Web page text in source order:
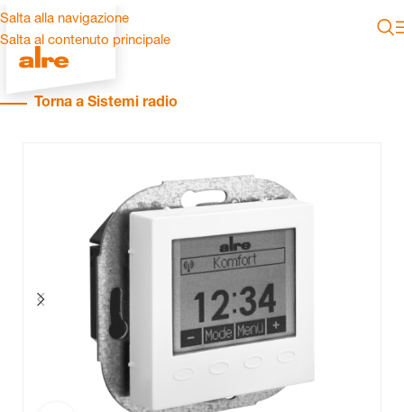
Salta alla navigazione
Salta al contenuto principale
Torna a Sistemi radio